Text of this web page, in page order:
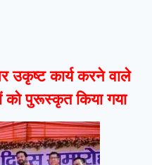
उकृष्ट कार्य करने वाले
को पुरूस्कृत किया गया